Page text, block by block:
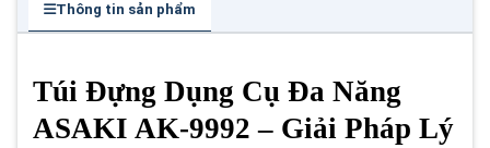
Thông tin sản phẩm
Túi Đựng Dụng Cụ Đa Năng
ASAKI AK-9992 – Giải Pháp Lý